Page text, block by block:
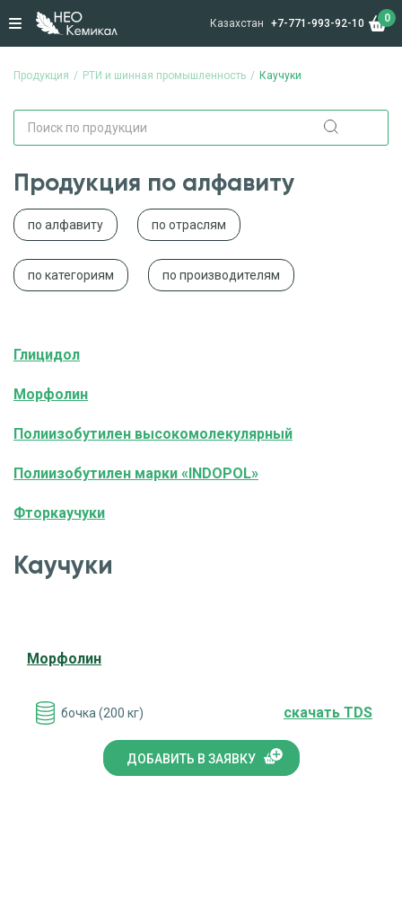
Казахстан +7-771-993-92-10 0
Продукция РТИ и шинная промышленность Каучуки
Продукция по алфавиту
по алфавиту по отраслям
по категориям по производителям
Глицидол
Морфолин
Полиизобутилен высокомолекулярный
Полиизобутилен марки «INDOPOL»
Фторкаучуки
Каучуки
Морфолин
бочка (200 кг) cкачать TDS
ДОБАВИТЬ В ЗАЯВКУ